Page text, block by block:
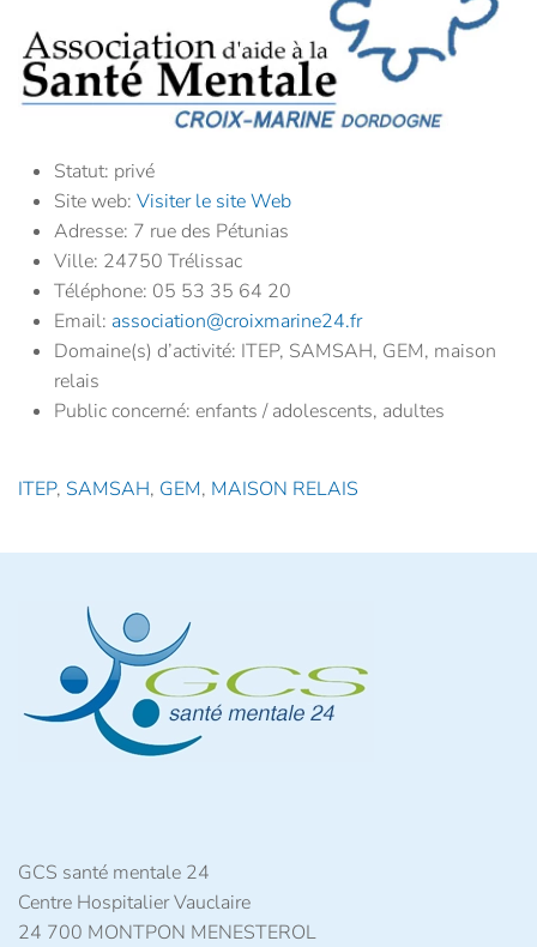
Statut: privé
Site web: Visiter le site Web
Adresse: 7 rue des Pétunias
Ville: 24750 Trélissac
Téléphone: 05 53 35 64 20
Email: association@croixmarine24.fr
Domaine(s) d’activité: ITEP, SAMSAH, GEM, maison
relais
Public concerné: enfants / adolescents, adultes
ITEP, SAMSAH, GEM, MAISON RELAIS
GCS santé mentale 24
Centre Hospitalier Vauclaire
24 700 MONTPON MENESTEROL